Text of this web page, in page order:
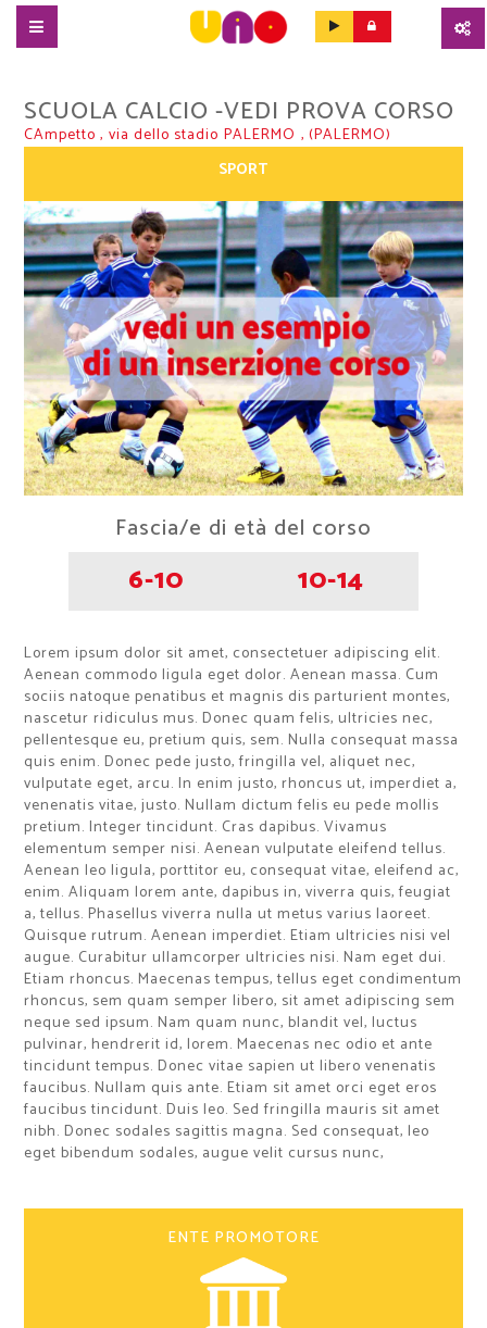
CONTENUTO
PRINCIPALE
SCUOLA CALCIO -VEDI PROVA CORSO
CAmpetto , via dello stadio PALERMO , (PALERMO)
SPORT
Fascia/e di età del corso
6-10 10-14
Lorem ipsum dolor sit amet, consectetuer adipiscing elit.
Aenean commodo ligula eget dolor. Aenean massa. Cum
sociis natoque penatibus et magnis dis parturient montes,
nascetur ridiculus mus. Donec quam felis, ultricies nec,
pellentesque eu, pretium quis, sem. Nulla consequat massa
quis enim. Donec pede justo, fringilla vel, aliquet nec,
vulputate eget, arcu. In enim justo, rhoncus ut, imperdiet a,
venenatis vitae, justo. Nullam dictum felis eu pede mollis
pretium. Integer tincidunt. Cras dapibus. Vivamus
elementum semper nisi. Aenean vulputate eleifend tellus.
Aenean leo ligula, porttitor eu, consequat vitae, eleifend ac,
enim. Aliquam lorem ante, dapibus in, viverra quis, feugiat
a, tellus. Phasellus viverra nulla ut metus varius laoreet.
Quisque rutrum. Aenean imperdiet. Etiam ultricies nisi vel
augue. Curabitur ullamcorper ultricies nisi. Nam eget dui.
Etiam rhoncus. Maecenas tempus, tellus eget condimentum
rhoncus, sem quam semper libero, sit amet adipiscing sem
neque sed ipsum. Nam quam nunc, blandit vel, luctus
pulvinar, hendrerit id, lorem. Maecenas nec odio et ante
tincidunt tempus. Donec vitae sapien ut libero venenatis
faucibus. Nullam quis ante. Etiam sit amet orci eget eros
faucibus tincidunt. Duis leo. Sed fringilla mauris sit amet
nibh. Donec sodales sagittis magna. Sed consequat, leo
eget bibendum sodales, augue velit cursus nunc,
ENTE PROMOTORE